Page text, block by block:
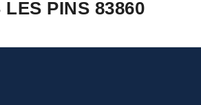
LES PINS 83860